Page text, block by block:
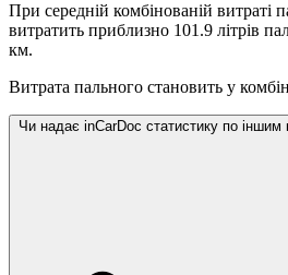
При середній комбінованій витраті
витратить приблизно 101.9 літрів
км.
Витрата пального становить у
Чи надає inCarDoc статистику по іншим